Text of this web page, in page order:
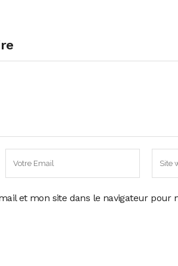
et mon site dans le navigateur pour